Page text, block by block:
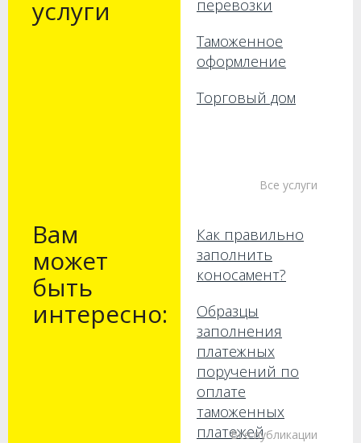
услуги
перевозки
Таможенное
оформление
Торговый дом
Все услуги
Вам
может
быть
интересно:
Как правильно
заполнить
коносамент?
Образцы
заполнения
платежных
поручений по
оплате
таможенных
платежейВсе публикации